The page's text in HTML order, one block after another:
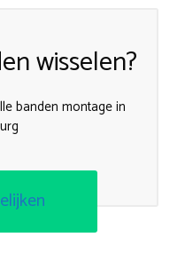
wisselen?
banden montage in